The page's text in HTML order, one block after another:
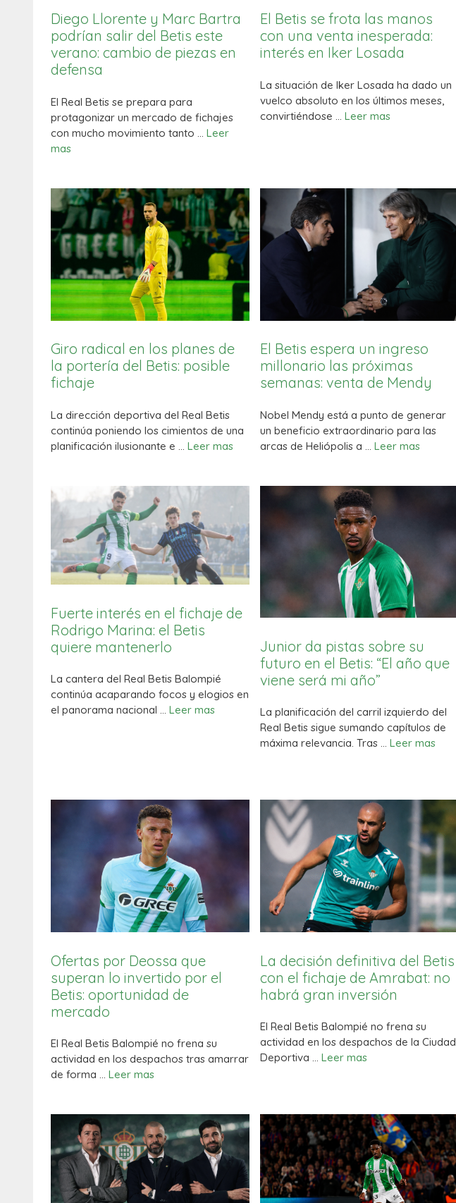
Diego Llorente y Marc Bartra
podrían salir del Betis este
verano: cambio de piezas en
defensa
El Real Betis se prepara para
protagonizar un mercado de fichajes
con mucho movimiento tanto … Leer
mas
El Betis se frota las manos
con una venta inesperada:
interés en Iker Losada
La situación de Iker Losada ha dado un
vuelco absoluto en los últimos meses,
convirtiéndose … Leer mas
Giro radical en los planes de
la portería del Betis: posible
fichaje
La dirección deportiva del Real Betis
continúa poniendo los cimientos de una
planificación ilusionante e … Leer mas
El Betis espera un ingreso
millonario las próximas
semanas: venta de Mendy
Nobel Mendy está a punto de generar
un beneficio extraordinario para las
arcas de Heliópolis a … Leer mas
Fuerte interés en el fichaje de
Rodrigo Marina: el Betis
quiere mantenerlo
La cantera del Real Betis Balompié
continúa acaparando focos y elogios en
el panorama nacional … Leer mas
Junior da pistas sobre su
futuro en el Betis: “El año que
viene será mi año”
La planificación del carril izquierdo del
Real Betis sigue sumando capítulos de
máxima relevancia. Tras … Leer mas
Ofertas por Deossa que
superan lo invertido por el
Betis: oportunidad de
mercado
El Real Betis Balompié no frena su
actividad en los despachos tras amarrar
de forma … Leer mas
La decisión definitiva del Betis
con el fichaje de Amrabat: no
habrá gran inversión
El Real Betis Balompié no frena su
actividad en los despachos de la Ciudad
Deportiva … Leer mas